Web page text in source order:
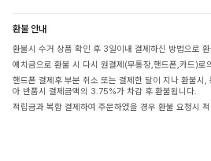
환불 안내
환불시 수거 상품 확인 후 3일이내 결제하신 방법으로
예치금으로 환불 시 다시 원결제(무통장,핸드폰,카드)로
핸드폰 결제후 부분 취소 또는 결제한 달이 지나 환불시
아 반품시 결제금액의 3.75%가 차감 후 환불됩니다.
적립금과 복합 결제하여 주문하였을 경우 환불 요청시